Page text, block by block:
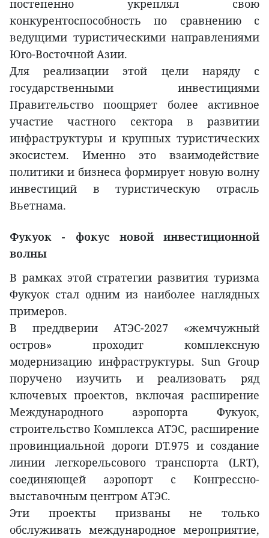
постепенно укреплял свою
конкурентоспособность по сравнению с
ведущими туристическими направлениями
Юго-Восточной Азии.
Для реализации этой цели наряду с
государственными инвестициями
Правительство поощряет более активное
участие частного сектора в развитии
инфраструктуры и крупных туристических
экосистем. Именно это взаимодействие
политики и бизнеса формирует новую волну
инвестиций в туристическую отрасль
Вьетнама.
Фукуок - фокус новой инвестиционной
волны
В рамках этой стратегии развития туризма
Фукуок стал одним из наиболее наглядных
примеров.
В преддверии АТЭС-2027 «жемчужный
остров» проходит комплексную
модернизацию инфраструктуры. Sun Group
поручено изучить и реализовать ряд
ключевых проектов, включая расширение
Международного аэропорта Фукуок,
строительство Комплекса АТЭС, расширение
провинциальной дороги DT.975 и создание
линии легкорельсового транспорта (LRT),
соединяющей аэропорт с Конгрессно-
выставочным центром АТЭС.
Эти проекты призваны не только
обслуживать международное мероприятие,